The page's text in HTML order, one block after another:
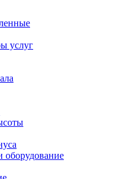
услуг